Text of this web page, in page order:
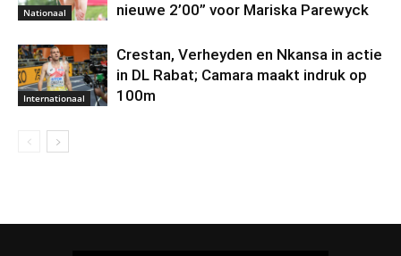
Nationaal
nieuwe 2’00” voor Mariska Parewyck
Internationaal
Crestan, Verheyden en Nkansa in actie
in DL Rabat; Camara maakt indruk op
100m